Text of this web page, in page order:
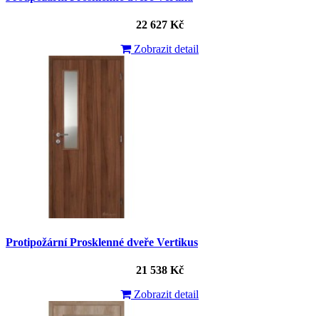
22 627 Kč
Zobrazit detail
Protipožární Prosklenné dveře Vertikus
21 538 Kč
Zobrazit detail